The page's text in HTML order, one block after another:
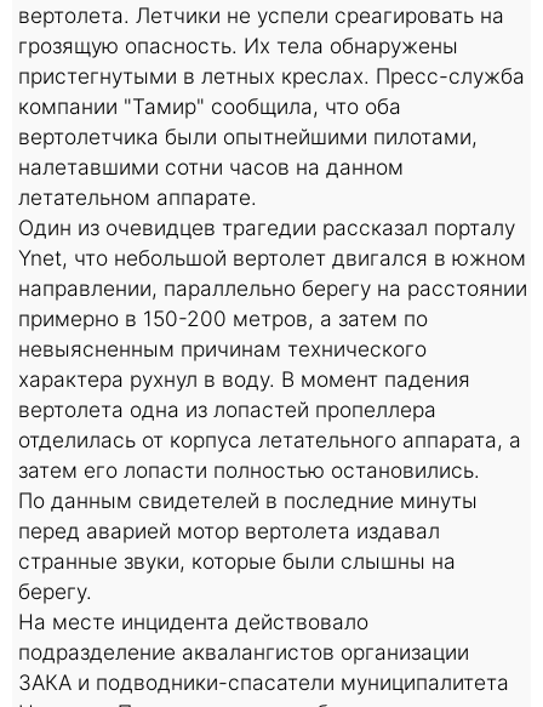
вертолета. Летчики не успели среагировать на
грозящую опасность. Их тела обнаружены
пристегнутыми в летных креслах. Пресс-служба
компании "Тамир" сообщила, что оба
вертолетчика были опытнейшими пилотами,
налетавшими сотни часов на данном
летательном аппарате.
Один из очевидцев трагедии рассказал порталу
Ynet, что небольшой вертолет двигался в южном
направлении, параллельно берегу на расстоянии
примерно в 150-200 метров, а затем по
невыясненным причинам технического
характера рухнул в воду. В момент падения
вертолета одна из лопастей пропеллера
отделилась от корпуса летательного аппарата, а
затем его лопасти полностью остановились.
По данным свидетелей в последние минуты
перед аварией мотор вертолета издавал
странные звуки, которые были слышны на
берегу.
На месте инцидента действовало
подразделение аквалангистов организации
ЗАКА и подводники-спасатели муниципалитета